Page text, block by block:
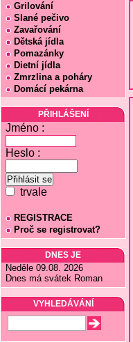
Grilování
Slané pečivo
Zavařování
Dětská jídla
Pomazánky
Dietní jídla
Zmrzlina a poháry
Domácí pekárna
PŘIHLÁŠENÍ
Jméno :
Heslo :
trvale
REGISTRACE
Proč se registrovat?
DNES JE
Neděle 09.08. 2026
Dnes má svátek Roman
VYHLEDÁVÁNÍ